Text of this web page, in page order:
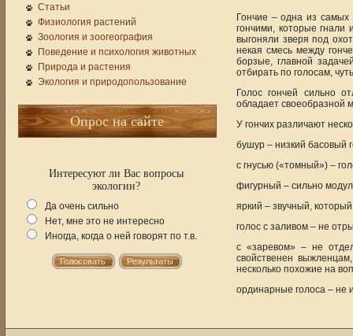
Статьи
Физиология растений
Зоология и зоогеография
Поведение и психология животных
Природа и растения
Экология и природопользование
Опрос на сайте
Интересуют ли Вас вопросы
экологии?
Да очень сильно
Нет, мне это не интересно
Иногда, когда о ней говорят по т.в.
Гончие – одна из
гончими, которые гнали
выгоняли зверя под
некая смесь между
борзые, главной
отбирать по голосам,
Голос гончей сильно
обладает своеобразной
У гончих различают
бушур – низкий басовый
с гнусью («томный») –
фигурный – сильно
яркий – звучный,
голос с заливом – не
с «заревом» – не
свойственен
несколько похожие на
ординарные голоса –